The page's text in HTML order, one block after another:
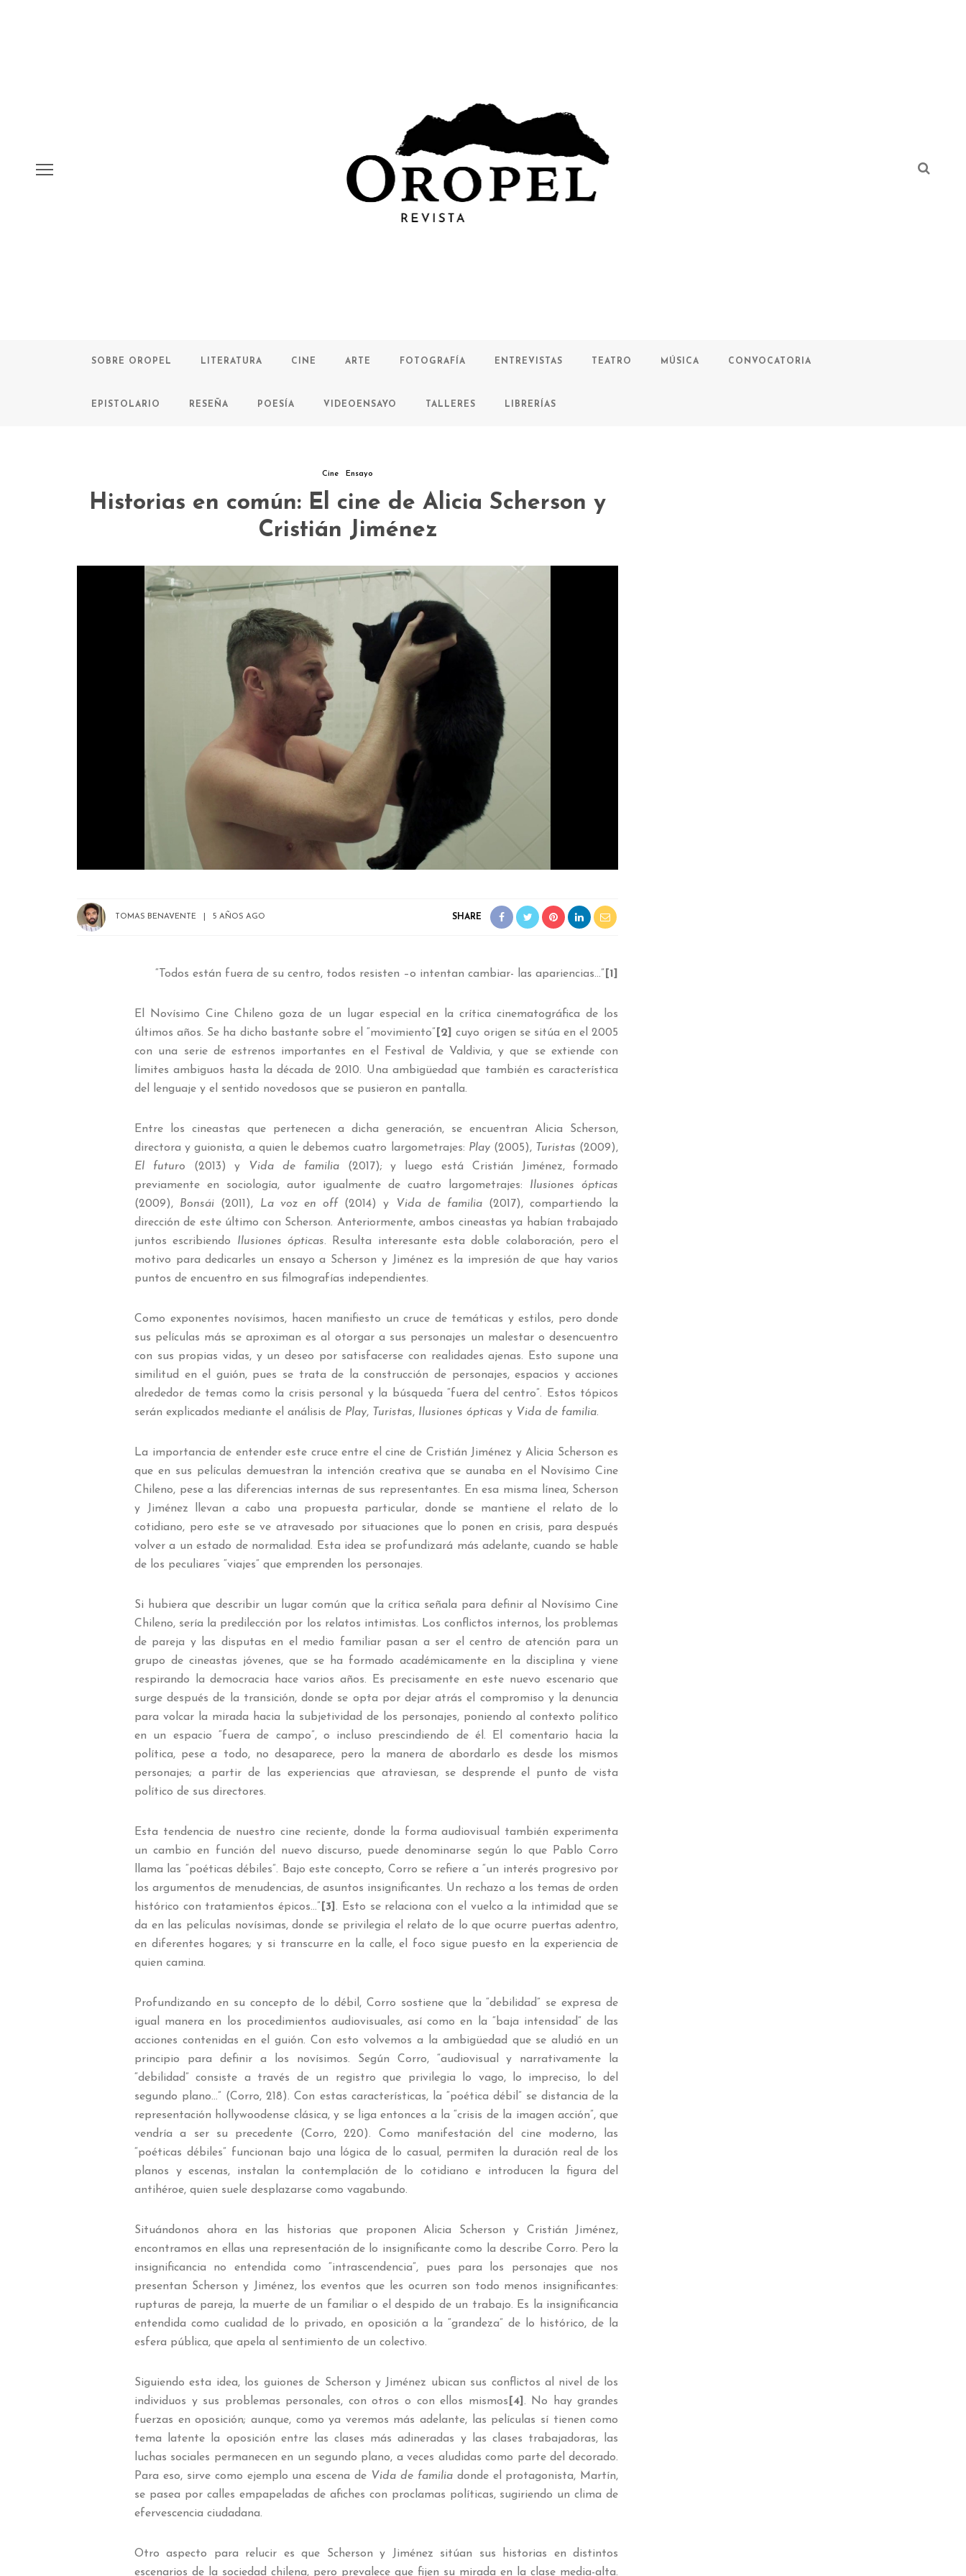
SOBRE OROPEL LITERATURA CINE ARTE FOTOGRAFÍA ENTREVISTAS TEATRO MÚSICA CONVOCATORIA
EPISTOLARIO RESEÑA POESÍA VIDEOENSAYO TALLERES LIBRERÍAS
Cine Ensayo
Historias en común: El cine de Alicia Scherson y
Cristián Jiménez
TOMAS BENAVENTE 5 AÑOS AGO SHARE
“Todos están fuera de su centro, todos resisten –o intentan cambiar- las apariencias…” [1]
El Novísimo Cine Chileno goza de un lugar especial en la crítica cinematográfica de los
últimos años. Se ha dicho bastante sobre el “movimiento” [2] cuyo origen se sitúa en el 2005
con una serie de estrenos importantes en el Festival de Valdivia, y que se extiende con
límites ambiguos hasta la década de 2010. Una ambigüedad que también es característica
del lenguaje y el sentido novedosos que se pusieron en pantalla.
Entre los cineastas que pertenecen a dicha generación, se encuentran Alicia Scherson,
directora y guionista, a quien le debemos cuatro largometrajes: Play(2005), Turistas (2009),
El futuro (2013) y Vida de familia(2017); y luego está Cristián Jiménez, formado
previamente en sociología, autor igualmente de cuatro largometrajes: Ilusiones ópticas
(2009), Bonsái (2011), La voz en off (2014) y Vida de familia(2017), compartiendo la
dirección de este último con Scherson. Anteriormente, ambos cineastas ya habían trabajado
juntos escribiendo Ilusiones ópticas. Resulta interesante esta doble colaboración, pero el
motivo para dedicarles un ensayo a Scherson y Jiménez es la impresión de que hay varios
puntos de encuentro en sus filmografías independientes.
Como exponentes novísimos, hacen manifiesto un cruce de temáticas y estilos, pero donde
sus películas más se aproximan es al otorgar a sus personajes un malestar o desencuentro
con sus propias vidas, y un deseo por satisfacerse con realidades ajenas. Esto supone una
similitud en el guión, pues se trata de la construcción de personajes, espacios y acciones
alrededor de temas como la crisis personal y la búsqueda “fuera del centro”. Estos tópicos
serán explicados mediante el análisis de Play, Turistas, Ilusiones ópticas y Vida de familia.
La importancia de entender este cruce entre el cine de Cristián Jiménez y Alicia Scherson es
que en sus películas demuestran la intención creativa que se aunaba en el Novísimo Cine
Chileno, pese a las diferencias internas de sus representantes. En esa misma línea, Scherson
y Jiménez llevan a cabo una propuesta particular, donde se mantiene el relato de lo
cotidiano, pero este se ve atravesado por situaciones que lo ponen en crisis, para después
volver a un estado de normalidad. Esta idea se profundizará más adelante, cuando se hable
de los peculiares “viajes” que emprenden los personajes.
Si hubiera que describir un lugar común que la crítica señala para definir al Novísimo Cine
Chileno, sería la predilección por los relatos intimistas. Los conflictos internos, los problemas
de pareja y las disputas en el medio familiar pasan a ser el centro de atención para un
grupo de cineastas jóvenes, que se ha formado académicamente en la disciplina y viene
respirando la democracia hace varios años. Es precisamente en este nuevo escenario que
surge después de la transición, donde se opta por dejar atrás el compromiso y la denuncia
para volcar la mirada hacia la subjetividad de los personajes, poniendo al contexto político
en un espacio “fuera de campo”, o incluso prescindiendo de él. El comentario hacia la
política, pese a todo, no desaparece, pero la manera de abordarlo es desde los mismos
personajes; a partir de las experiencias que atraviesan, se desprende el punto de vista
político de sus directores.
Esta tendencia de nuestro cine reciente, donde la forma audiovisual también experimenta
un cambio en función del nuevo discurso, puede denominarse según lo que Pablo Corro
llama las “poéticas débiles”. Bajo este concepto, Corro se refiere a “un interés progresivo por
los argumentos de menudencias, de asuntos insignificantes. Un rechazo a los temas de orden
histórico con tratamientos épicos…” [3]. Esto se relaciona con el vuelco a la intimidad que se
da en las películas novísimas, donde se privilegia el relato de lo que ocurre puertas adentro,
en diferentes hogares; y si transcurre en la calle, el foco sigue puesto en la experiencia de
quien camina.
Profundizando en su concepto de lo débil, Corro sostiene que la “debilidad” se expresa de
igual manera en los procedimientos audiovisuales, así como en la “baja intensidad” de las
acciones contenidas en el guión. Con esto volvemos a la ambigüedad que se aludió en un
principio para definir a los novísimos. Según Corro, “audiovisual y narrativamente la
“debilidad” consiste a través de un registro que privilegia lo vago, lo impreciso, lo del
segundo plano…” (Corro, 218). Con estas características, la “poética débil” se distancia de la
representación hollywoodense clásica, y se liga entonces a la “crisis de la imagen acción”, que
vendría a ser su precedente (Corro, 220). Como manifestación del cine moderno, las
“poéticas débiles” funcionan bajo una lógica de lo casual, permiten la duración real de los
planos y escenas, instalan la contemplación de lo cotidiano e introducen la figura del
antihéroe, quien suele desplazarse como vagabundo.
Situándonos ahora en las historias que proponen Alicia Scherson y Cristián Jiménez,
encontramos en ellas una representación de lo insignificante como la describe Corro. Pero la
insignificancia no entendida como “intrascendencia”, pues para los personajes que nos
presentan Scherson y Jiménez, los eventos que les ocurren son todo menos insignificantes:
rupturas de pareja, la muerte de un familiar o el despido de un trabajo. Es la insignificancia
entendida como cualidad de lo privado, en oposición a la “grandeza” de lo histórico, de la
esfera pública, que apela al sentimiento de un colectivo.
Siguiendo esta idea, los guiones de Scherson y Jiménez ubican sus conflictos al nivel de los
individuos y sus problemas personales, con otros o con ellos mismos [4] . No hay grandes
fuerzas en oposición; aunque, como ya veremos más adelante, las películas sí tienen como
tema latente la oposición entre las clases más adineradas y las clases trabajadoras, las
luchas sociales permanecen en un segundo plano, a veces aludidas como parte del decorado.
Para eso, sirve como ejemplo una escena de Vida de familiadonde el protagonista, Martín,
se pasea por calles empapeladas de afiches con proclamas políticas, sugiriendo un clima de
efervescencia ciudadana.
Otro aspecto para relucir es que Scherson y Jiménez sitúan sus historias en distintos
escenarios de la sociedad chilena, pero prevalece que fijen su mirada en la clase media-alta.